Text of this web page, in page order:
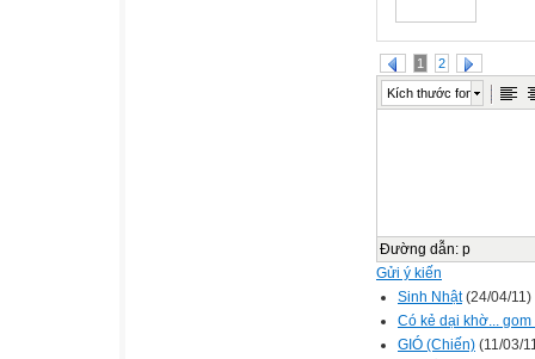
1 2
Kích thước font
Đường dẫn: p
Gửi ý kiến
Sinh Nhật(24/04/11)
Có kẻ dại khờ...
GIÓ (Chiến) (11/03/